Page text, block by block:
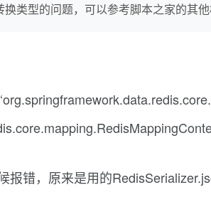
类型的问题，可以参考脚本之家的其
错，原来是用的